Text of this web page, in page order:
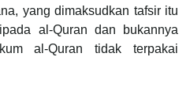
yang dimaksudkan tafsir itu
al-Quran dan bukannya
al-Quran tidak terpakai